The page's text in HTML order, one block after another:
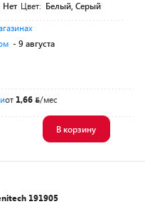
Нет Цвет: Белый, Серый
- 9 августа
от 1,66 /мес
В корзину
191905